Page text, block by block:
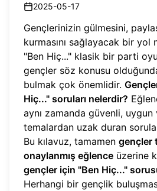
2025-05-17
Gençlerinizin gülmesini,
kurmasını sağlayacak bir yol
"Ben Hiç..." klasik bir parti
gençler söz konusu
bulmak çok önemlidir.
Hiç..." soruları nelerdir?
aynı zamanda güvenli, uygun
temalardan uzak duran
Bu kılavuz, tamamen gençler
onaylanmış eğlence üzerine
gençler için "Ben Hiç..."
Herhangi bir gençlik